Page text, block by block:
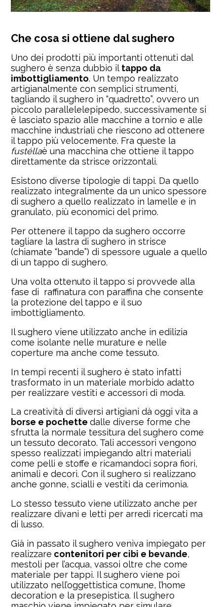
Che cosa si ottiene dal sughero
Uno dei prodotti più importanti ottenuti dal
sughero è senza dubbio il tappo da
imbottigliamento. Un tempo realizzato
artigianalmente con semplici strumenti,
tagliando il sughero in “quadretto”, ovvero un
piccolo parallelelepipedo, successivamente si
è lasciato spazio alle macchine a tornio e alle
macchine industriali che riescono ad ottenere
il tappo più velocemente. Fra queste la
fustéllaè una macchina che ottiene il tappo
direttamente da strisce orizzontali.
Esistono diverse tipologie di tappi. Da quello
realizzato integralmente da un unico spessore
di sughero a quello realizzato in lamelle e in
granulato, più economici del primo.
Per ottenere il tappo da sughero occorre
tagliare la lastra di sughero in strisce
(chiamate “bande”) di spessore uguale a quello
di un tappo di sughero.
Una volta ottenuto il tappo si provvede alla
fase di raffinatura con paraffina che consente
la protezione del tappo e il suo
imbottigliamento.
Il sughero viene utilizzato anche in edilizia
come isolante nelle murature e nelle
coperture ma anche come tessuto.
In tempi recenti il sughero è stato infatti
trasformato in un materiale morbido adatto
per realizzare vestiti e accessori di moda.
La creatività di diversi artigiani dà oggi vita a
borse e pochettedalle diverse forme che
sfrutta la normale tessitura del sughero come
un tessuto decorato. Tali accessori vengono
spesso realizzati impiegando altri materiali
come pelli e stoffe e ricamandoci sopra fiori,
animali e decori. Con il sughero si realizzano
anche gonne, scialli e vestiti da cerimonia.
Lo stesso tessuto viene utilizzato anche per
realizzare divani e letti per arredi ricercati ma
di lusso.
Già in passato il sughero veniva impiegato per
realizzare contenitori per cibi e bevande,
mestoli per l’acqua, vassoi oltre che come
materiale per tappi. Il sughero viene poi
utilizzato nell’oggettistica comune, l’home
decoration e la presepistica. Il sughero